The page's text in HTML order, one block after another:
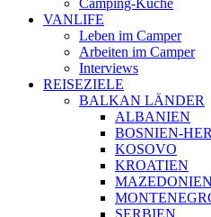
Camping-Küche
VANLIFE
Leben im Camper
Arbeiten im Camper
Interviews
REISEZIELE
BALKAN LÄNDER
ALBANIEN
BOSNIEN-
KOSOVO
KROATIEN
MAZEDONIEN
SERBIEN